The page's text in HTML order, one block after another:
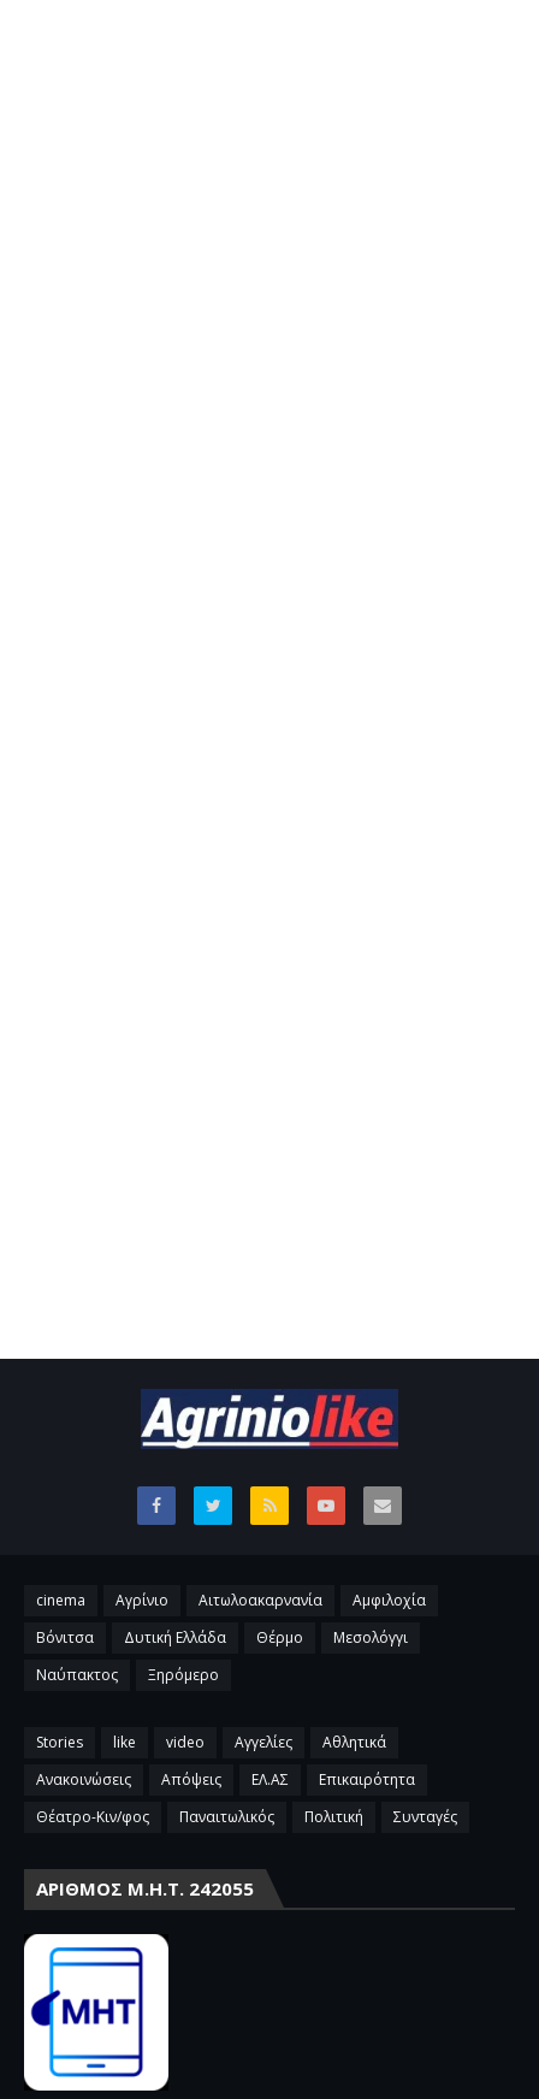
cinema Αγρίνιο Αιτωλοακαρνανία
Αμφιλοχία
Βόνιτσα
Δυτική Ελλάδα Θέρμο
Μεσολόγγι
Ναύπακτος
Ξηρόμερο
Stories like video Αγγελίες
Αθλητικά
Ανακοινώσεις
Απόψεις ΕΛ.ΑΣ
Επικαιρότητα
Θέατρο-Κιν/φος
Παναιτωλικός Πολιτική Συνταγές
ΑΡΙΘΜΌΣ Μ.Η.Τ. 242055